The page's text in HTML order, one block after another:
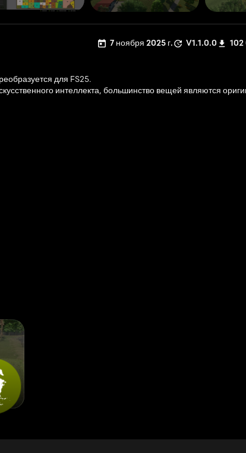
7 ноября 2025 г. V1.1.0.0 102
для FS25.
интеллекта, большинство вещей являются